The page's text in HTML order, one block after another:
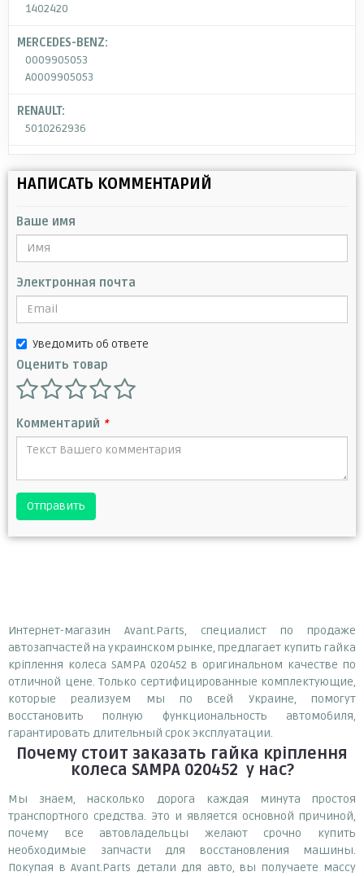
1402420
MERCEDES-BENZ:
0009905053
A0009905053
RENAULT:
5010262936
НАПИСАТЬ КОММЕНТАРИЙ
Ваше имя
Электронная почта
Уведомить об ответе
Оценить товар
Комментарий *
Отправить
Интернет-магазин Avant.Parts, специалист по продаже
автозапчастей на украинском рынке, предлагает купить гайка
кріплення колеса SAMPA 020452 в оригинальном качестве по
отличной цене. Только сертифицированные комплектующие,
которые реализуем мы по всей Украине, помогут
восстановить полную функциональность автомобиля,
гарантировать длительный срок эксплуатации.
Почему стоит заказать гайка кріплення
колеса SAMPA 020452 у нас?
Мы знаем, насколько дорога каждая минута простоя
транспортного средства. Это и является основной причиной,
почему все автовладельцы желают срочно купить
необходимые запчасти для восстановления машины.
Покупая в Avant.Parts детали для авто, вы получаете массу